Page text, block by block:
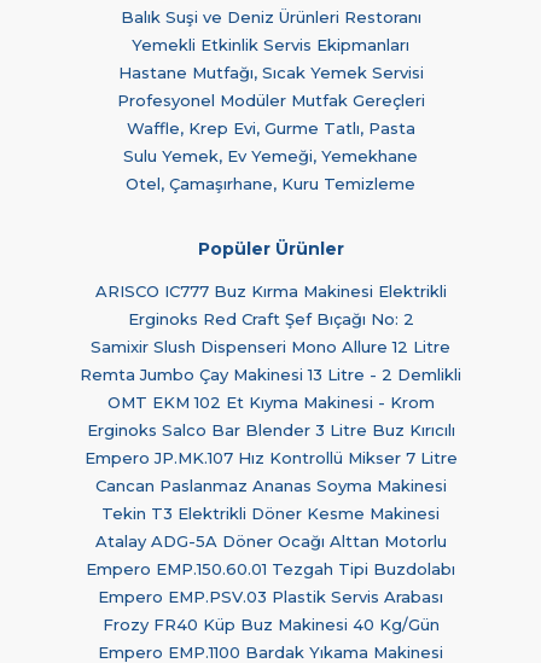
Balık Suşi ve Deniz Ürünleri Restoranı
Yemekli Etkinlik Servis Ekipmanları
Hastane Mutfağı, Sıcak Yemek Servisi
Profesyonel Modüler Mutfak Gereçleri
Waffle, Krep Evi, Gurme Tatlı, Pasta
Sulu Yemek, Ev Yemeği, Yemekhane
Otel, Çamaşırhane, Kuru Temizleme
Popüler Ürünler
ARISCO IC777 Buz Kırma Makinesi Elektrikli
Erginoks Red Craft Şef Bıçağı No: 2
Samixir Slush Dispenseri Mono Allure 12 Litre
Remta Jumbo Çay Makinesi 13 Litre - 2 Demlikli
OMT EKM 102 Et Kıyma Makinesi - Krom
Erginoks Salco Bar Blender 3 Litre Buz Kırıcılı
Empero JP.MK.107 Hız Kontrollü Mikser 7 Litre
Cancan Paslanmaz Ananas Soyma Makinesi
Tekin T3 Elektrikli Döner Kesme Makinesi
Atalay ADG-5A Döner Ocağı Alttan Motorlu
Empero EMP.150.60.01 Tezgah Tipi Buzdolabı
Empero EMP.PSV.03 Plastik Servis Arabası
Frozy FR40 Küp Buz Makinesi 40 Kg/Gün
Empero EMP.1100 Bardak Yıkama Makinesi